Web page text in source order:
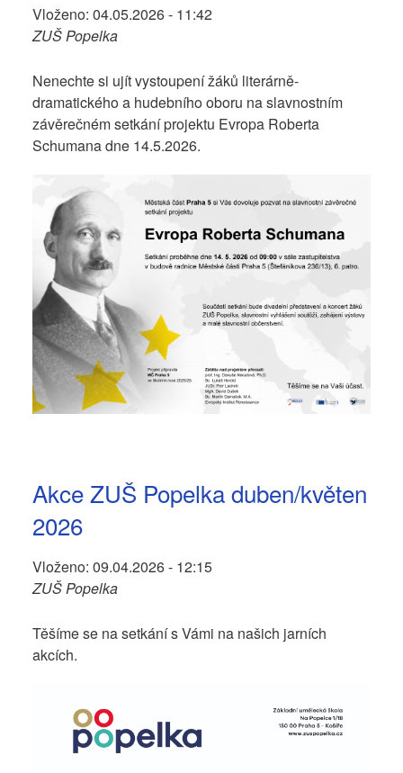
Vloženo: 04.05.2026 - 11:42
ZUŠ Popelka
Nenechte si ujít vystoupení žáků literárně-
dramatického a hudebního oboru na slavnostním
závěrečném setkání projektu Evropa Roberta
Schumana dne 14.5.2026.
Akce ZUŠ Popelka duben/květen
2026
Vloženo: 09.04.2026 - 12:15
ZUŠ Popelka
Těšíme se na setkání s Vámi na našich jarních
akcích.